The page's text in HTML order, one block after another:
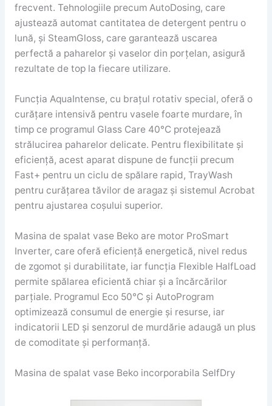
frecvent. Tehnologiile precum AutoDosing, care
ajustează automat cantitatea de detergent pentru o
lună, și SteamGloss, care garantează uscarea
perfectă a paharelor și vaselor din porțelan, asigură
rezultate de top la fiecare utilizare.
Funcția AquaIntense, cu brațul rotativ special, oferă o
curățare intensivă pentru vasele foarte murdare, în
timp ce programul Glass Care 40°C protejează
strălucirea paharelor delicate. Pentru flexibilitate și
eficiență, acest aparat dispune de funcții precum
Fast+ pentru un ciclu de spălare rapid, TrayWash
pentru curățarea tăvilor de aragaz și sistemul Acrobat
pentru ajustarea coșului superior.
Masina de spalat vase Beko are motor ProSmart
Inverter, care oferă eficiență energetică, nivel redus
de zgomot și durabilitate, iar funcția Flexible HalfLoad
permite spălarea eficientă chiar și a încărcărilor
parțiale. Programul Eco 50°C și AutoProgram
optimizează consumul de energie și resurse, iar
indicatorii LED și senzorul de murdărie adaugă un plus
de comoditate și performanță.
Masina de spalat vase Beko incorporabila SelfDry